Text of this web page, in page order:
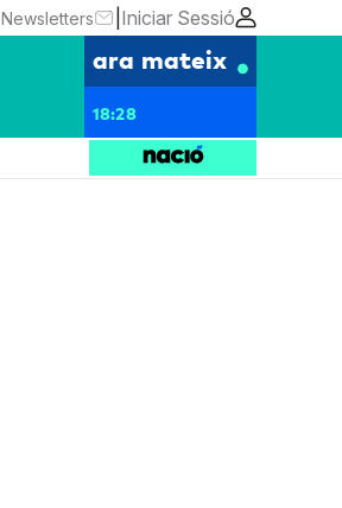
Newsletters Iniciar Sessió
ara mateix
18:28